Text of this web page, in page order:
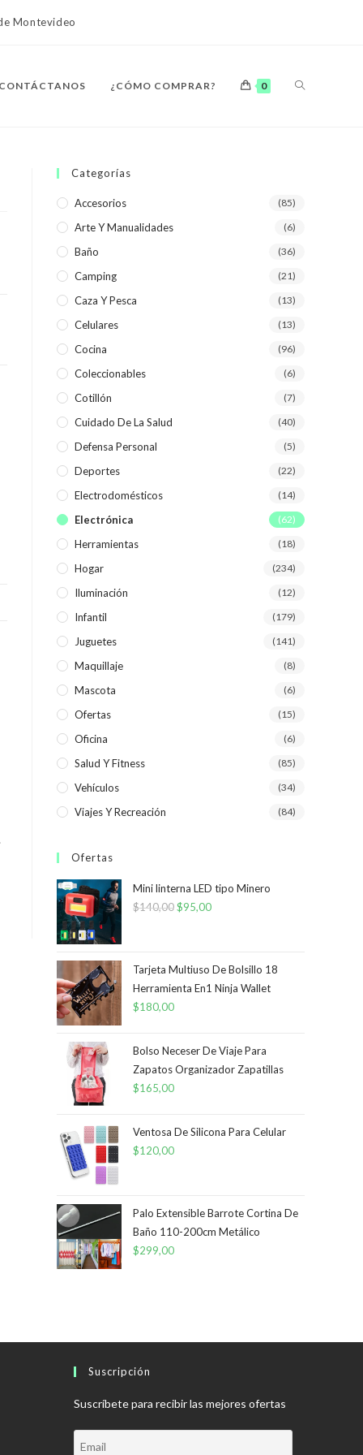
Montevideo
CONTÁCTANOS ¿CÓMO COMPRAR? 0 ALTERNAR
DE
LA
Categorías
Accesorios (85)
Arte Y Manualidades (6)
Baño (36)
Camping (21)
Caza Y Pesca (13)
Celulares (13)
Cocina (96)
Coleccionables (6)
Cotillón (7)
Cuidado De La Salud (40)
Defensa Personal (5)
Deportes (22)
Electrodomésticos (14)
Electrónica (62)
Herramientas (18)
Hogar (234)
Iluminación (12)
Infantil (179)
Juguetes (141)
Maquillaje (8)
Mascota (6)
Ofertas (15)
Oficina (6)
Salud Y Fitness (85)
Vehículos (34)
Viajes Y Recreación (84)
Ofertas
Mini linterna LED tipo Minero
$140,00El
era:
$140,00.
$95,00El
es:
$95,00.
Tarjeta Multiuso De Bolsillo 18
Herramienta En1 Ninja Wallet
$180,00
Bolso Neceser De Viaje Para
Zapatos Organizador Zapatillas
$165,00
Ventosa De Silicona Para Celular
$120,00
Palo Extensible Barrote Cortina De
Baño 110-200cm Metálico
$299,00
Suscripción
Suscríbete para recibir las mejores ofertas